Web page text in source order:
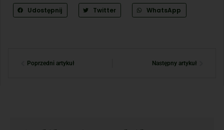
Udostępnij Twitter WhatsApp
Poprzedni artykuł Następny artykuł